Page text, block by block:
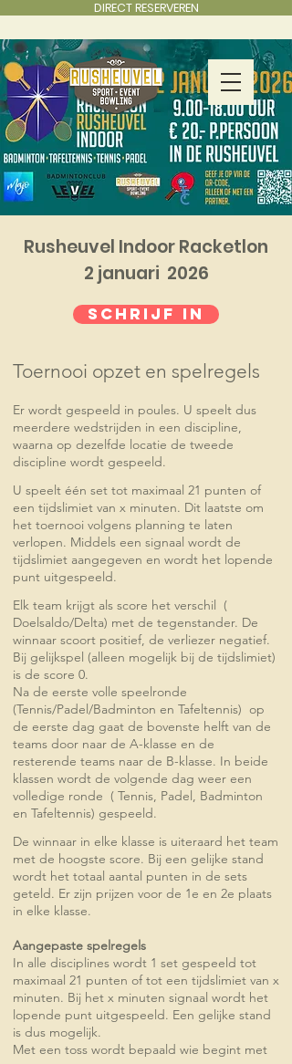
DIRECT RESERVEREN
Rusheuvel Indoor Racketlon
2 januari 2026
SCHRIJF IN
Toernooi opzet en spelregels
Er wordt gespeeld in poules. U speelt dus
meerdere wedstrijden in een discipline,
waarna op dezelfde locatie de tweede
discipline wordt gespeeld.
U speelt één set tot maximaal 21 punten of
een tijdslimiet van x minuten. Dit laatste om
het toernooi volgens planning te laten
verlopen. Middels een signaal wordt de
tijdslimiet aangegeven en wordt het lopende
punt uitgespeeld.
Elk team krijgt als score het verschil (
Doelsaldo/Delta) met de tegenstander. De
winnaar scoort positief, de verliezer negatief.
Bij gelijkspel (alleen mogelijk bij de tijdslimiet)
is de score 0.
Na de eerste volle speelronde
(Tennis/Padel/Badminton en Tafeltennis) op
de eerste dag gaat de bovenste helft van de
teams door naar de A-klasse en de
resterende teams naar de B-klasse. In beide
klassen wordt de volgende dag weer een
volledige ronde ( Tennis, Padel, Badminton
en Tafeltennis) gespeeld.
De winnaar in elke klasse is uiteraard het team
met de hoogste score. Bij een gelijke stand
wordt het totaal aantal punten in de sets
geteld. Er zijn prijzen voor de 1e en 2e plaats
in elke klasse.
Aangepaste spelregels
In alle disciplines wordt 1 set gespeeld tot
maximaal 21 punten of tot een tijdslimiet van x
minuten. Bij het x minuten signaal wordt het
lopende punt uitgespeeld. Een gelijke stand
is dus mogelijk.
Met een toss wordt bepaald wie begint met